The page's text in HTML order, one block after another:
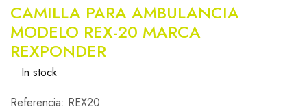
CAMILLA PARA AMBULANCIA
MODELO REX-20 MARCA
REXPONDER
In stock
Referencia: REX20